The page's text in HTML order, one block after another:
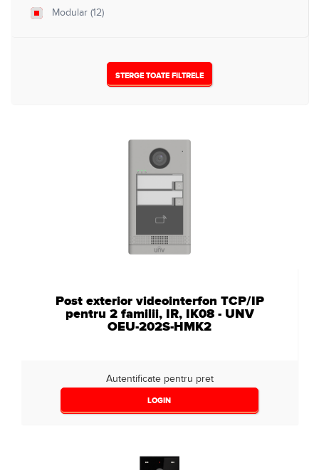
Modular (12)
STERGE TOATE FILTRELE
Post exterior videointerfon TCP/IP
pentru 2 familii, IR, IK08 - UNV
OEU-202S-HMK2
Autentificate pentru pret
LOGIN